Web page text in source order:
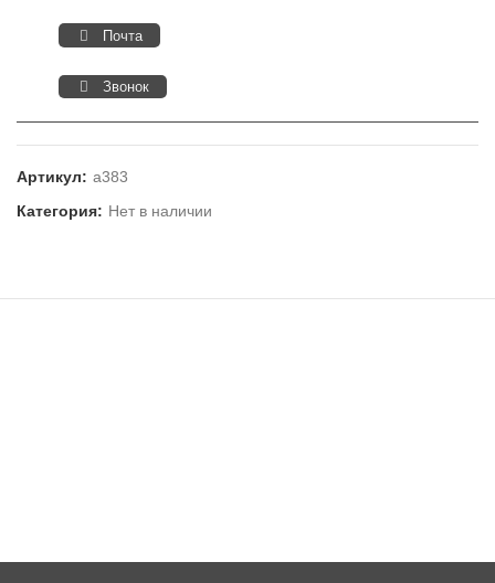
Почта
Звонок
Артикул: а383
Категория: Нет в наличии